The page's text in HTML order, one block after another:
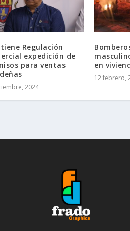
Regulación
expedición de
para ventas
2024
en
12 febrero,